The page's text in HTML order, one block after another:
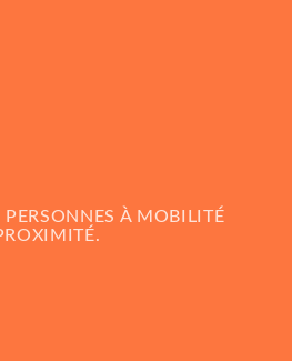
À MOBILITÉ